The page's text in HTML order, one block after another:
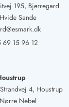
195, Bjerregard
Sande
69 15 96 12
4, Houstrup
Nebel